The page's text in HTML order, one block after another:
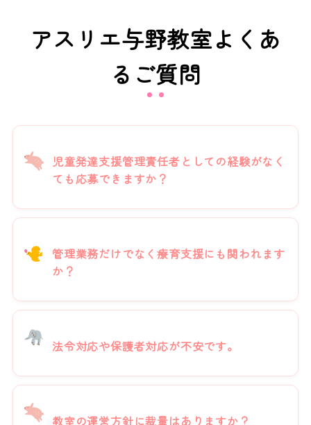
アスリエ与野教室よくあ
るご質問
児童発達支援管理責任者としての経験がなく
ても応募できますか？
管理業務だけでなく療育支援にも関われます
か？
法令対応や保護者対応が不安です。
教室の運営方針に裁量はありますか？